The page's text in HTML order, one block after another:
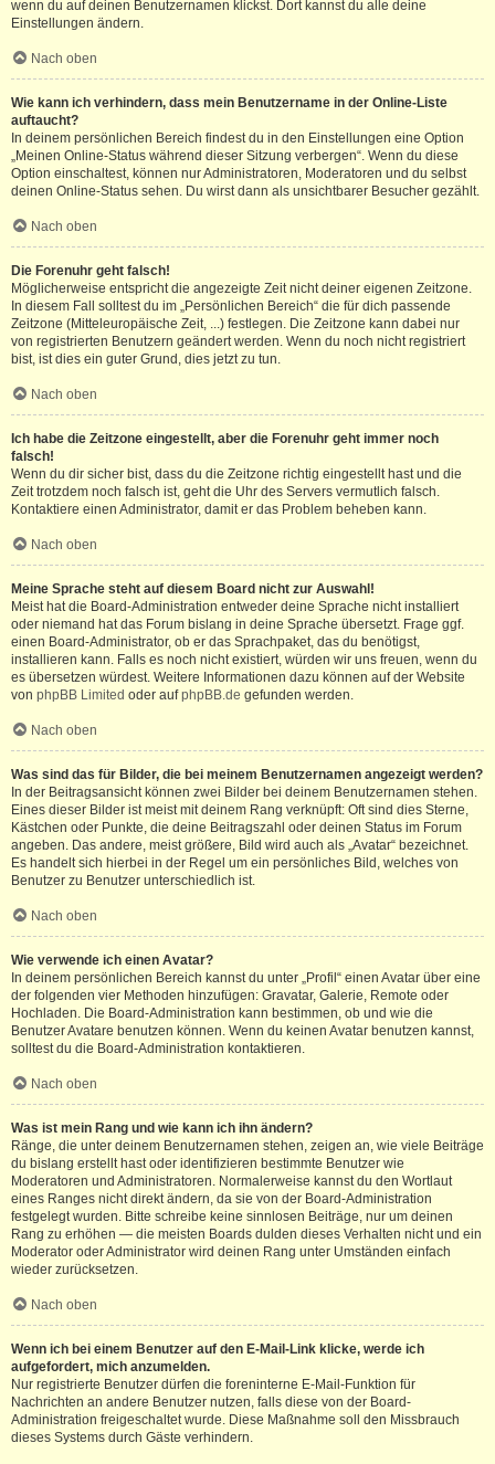
wenn du auf deinen Benutzernamen klickst. Dort kannst du alle deine
Einstellungen ändern.
Nach oben
Wie kann ich verhindern, dass mein Benutzername in der Online-Liste
auftaucht?
In deinem persönlichen Bereich findest du in den Einstellungen eine Option
„Meinen Online-Status während dieser Sitzung verbergen“. Wenn du diese
Option einschaltest, können nur Administratoren, Moderatoren und du selbst
deinen Online-Status sehen. Du wirst dann als unsichtbarer Besucher gezählt.
Nach oben
Die Forenuhr geht falsch!
Möglicherweise entspricht die angezeigte Zeit nicht deiner eigenen Zeitzone.
In diesem Fall solltest du im „Persönlichen Bereich“ die für dich passende
Zeitzone (Mitteleuropäische Zeit, ...) festlegen. Die Zeitzone kann dabei nur
von registrierten Benutzern geändert werden. Wenn du noch nicht registriert
bist, ist dies ein guter Grund, dies jetzt zu tun.
Nach oben
Ich habe die Zeitzone eingestellt, aber die Forenuhr geht immer noch
falsch!
Wenn du dir sicher bist, dass du die Zeitzone richtig eingestellt hast und die
Zeit trotzdem noch falsch ist, geht die Uhr des Servers vermutlich falsch.
Kontaktiere einen Administrator, damit er das Problem beheben kann.
Nach oben
Meine Sprache steht auf diesem Board nicht zur Auswahl!
Meist hat die Board-Administration entweder deine Sprache nicht installiert
oder niemand hat das Forum bislang in deine Sprache übersetzt. Frage ggf.
einen Board-Administrator, ob er das Sprachpaket, das du benötigst,
installieren kann. Falls es noch nicht existiert, würden wir uns freuen, wenn du
es übersetzen würdest. Weitere Informationen dazu können auf der Website
von phpBB Limited oder aufphpBB.de gefunden werden.
Nach oben
Was sind das für Bilder, die bei meinem Benutzernamen angezeigt werden?
In der Beitragsansicht können zwei Bilder bei deinem Benutzernamen stehen.
Eines dieser Bilder ist meist mit deinem Rang verknüpft: Oft sind dies Sterne,
Kästchen oder Punkte, die deine Beitragszahl oder deinen Status im Forum
angeben. Das andere, meist größere, Bild wird auch als „Avatar“ bezeichnet.
Es handelt sich hierbei in der Regel um ein persönliches Bild, welches von
Benutzer zu Benutzer unterschiedlich ist.
Nach oben
Wie verwende ich einen Avatar?
In deinem persönlichen Bereich kannst du unter „Profil“ einen Avatar über eine
der folgenden vier Methoden hinzufügen: Gravatar, Galerie, Remote oder
Hochladen. Die Board-Administration kann bestimmen, ob und wie die
Benutzer Avatare benutzen können. Wenn du keinen Avatar benutzen kannst,
solltest du die Board-Administration kontaktieren.
Nach oben
Was ist mein Rang und wie kann ich ihn ändern?
Ränge, die unter deinem Benutzernamen stehen, zeigen an, wie viele Beiträge
du bislang erstellt hast oder identifizieren bestimmte Benutzer wie
Moderatoren und Administratoren. Normalerweise kannst du den Wortlaut
eines Ranges nicht direkt ändern, da sie von der Board-Administration
festgelegt wurden. Bitte schreibe keine sinnlosen Beiträge, nur um deinen
Rang zu erhöhen — die meisten Boards dulden dieses Verhalten nicht und ein
Moderator oder Administrator wird deinen Rang unter Umständen einfach
wieder zurücksetzen.
Nach oben
Wenn ich bei einem Benutzer auf den E-Mail-Link klicke, werde ich
aufgefordert, mich anzumelden.
Nur registrierte Benutzer dürfen die foreninterne E-Mail-Funktion für
Nachrichten an andere Benutzer nutzen, falls diese von der Board-
Administration freigeschaltet wurde. Diese Maßnahme soll den Missbrauch
dieses Systems durch Gäste verhindern.